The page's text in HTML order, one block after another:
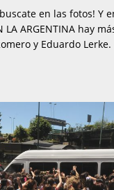
en las fotos! Y
LA ARGENTINA hay
y Eduardo Lerke.